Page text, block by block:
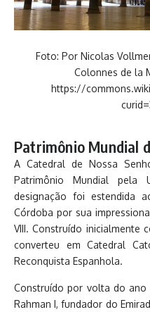
Foto: Por Nicolas
Colonnes de la
https://
Patrimônio Mundial
A Catedral de Nossa
Patrimônio Mundial pela
designação foi estendida
Córdoba por sua
VIII. Construído inicialmente
converteu em Catedral
Reconquista Espanhola.
Construído por volta do
Rahman I, fundador do